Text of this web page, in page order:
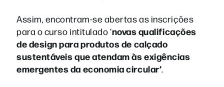
Assim, encontram-se abertas as inscrições
para o curso intitulado ‘novas qualificações
de design para produtos de calçado
sustentáveis que atendam às exigências
emergentes da economia circular’.